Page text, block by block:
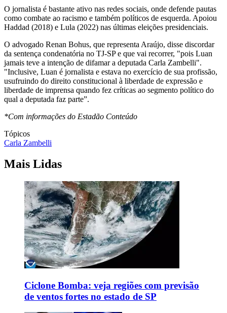
O jornalista é bastante ativo nas redes sociais, onde defende pautas
como combate ao racismo e também políticos de esquerda. Apoiou
Haddad (2018) e Lula (2022) nas últimas eleições presidenciais.
O advogado Renan Bohus, que representa Araújo, disse discordar
da sentença condenatória no TJ-SP e que vai recorrer, "pois Luan
jamais teve a intenção de difamar a deputada Carla Zambelli".
"Inclusive, Luan é jornalista e estava no exercício de sua profissão,
usufruindo do direito constitucional à liberdade de expressão e
liberdade de imprensa quando fez críticas ao segmento político do
qual a deputada faz parte”.
*Com informações do Estadão Conteúdo
Tópicos
Carla Zambelli
Mais Lidas
Ciclone Bomba: veja regiões com previsão
de ventos fortes no estado de SP